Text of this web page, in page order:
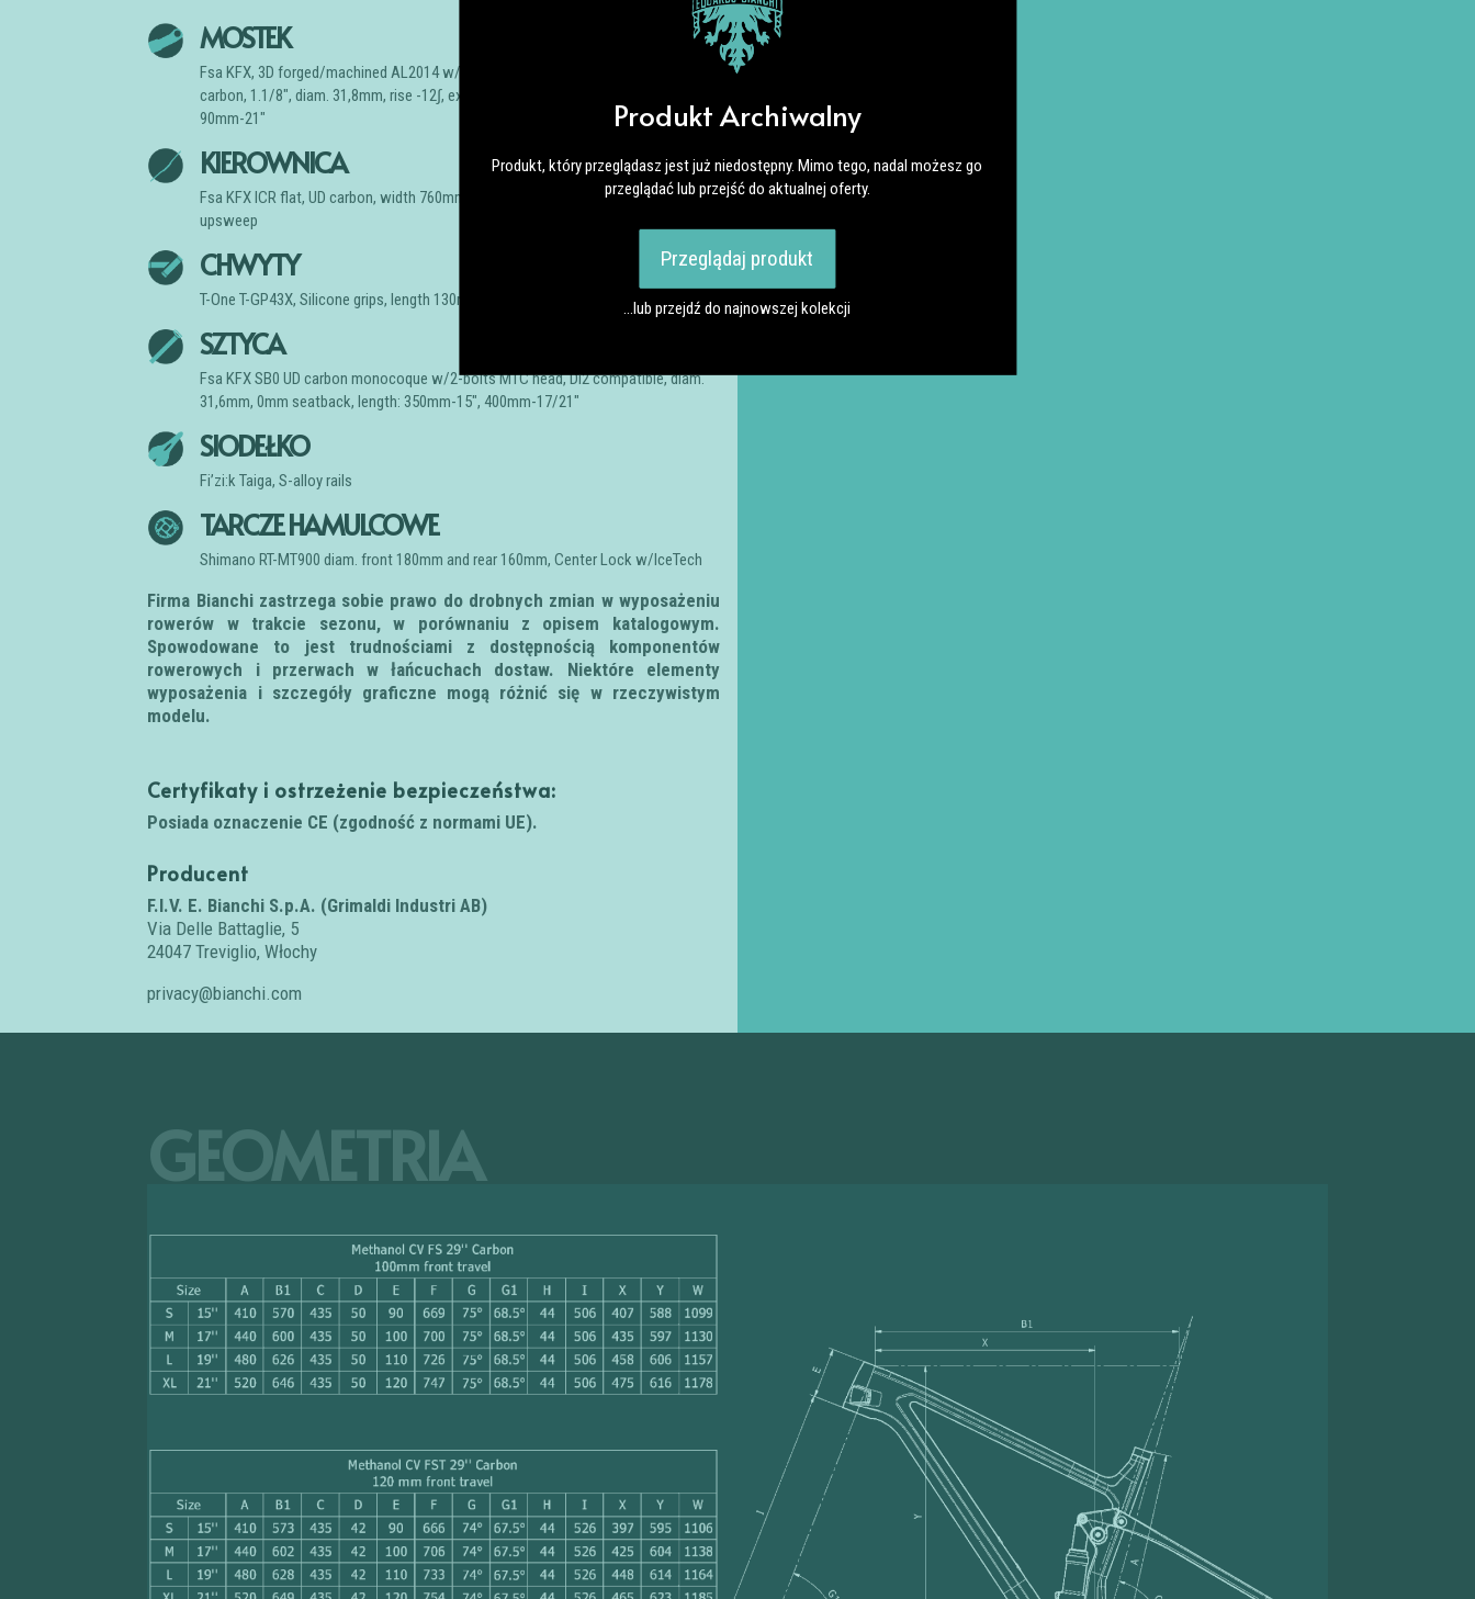
Produkt Archiwalny
Produkt, który przeglądasz jest już niedostępny. Mimo tego, nadal możesz go
przeglądać lub przejść do aktualnej oferty.
Przeglądaj produkt
…lub przejdź do najnowszej kolekcji
MOSTEK
Fsa KFX, 3D forged/machined AL2014 w/Ti bolts Carbon faceplate, finish UD
carbon, 1.1/8″, diam. 31,8mm, rise -12∫, ext: 60mm-15″, 70mm-17″, 80mm-19″,
90mm-21″
KIEROWNICA
Fsa KFX ICR flat, UD carbon, width 760mm, diam. 31.8mm, 9° backsweep, 4°
upsweep
CHWYTY
T-One T-GP43X, Silicone grips, length 130mm
SZTYCA
Fsa KFX SB0 UD carbon monocoque w/2-bolts MTC head, Di2 compatible, diam.
31,6mm, 0mm seatback, length: 350mm-15″, 400mm-17/21″
SIODEŁKO
Fi’zi:k Taiga, S-alloy rails
TARCZE HAMULCOWE
Shimano RT-MT900 diam. front 180mm and rear 160mm, Center Lock w/IceTech
Firma Bianchi zastrzega sobie prawo do drobnych zmian w wyposażeniu
rowerów w trakcie sezonu, w porównaniu z opisem katalogowym.
Spowodowane to jest trudnościami z dostępnością komponentów
rowerowych i przerwach w łańcuchach dostaw. Niektóre elementy
wyposażenia i szczegóły graficzne mogą różnić się w rzeczywistym
modelu.
Certyfikaty i ostrzeżenie bezpieczeństwa:
Posiada oznaczenie CE (zgodność z normami UE).
Producent
F.I.V. E. Bianchi S.p.A. (Grimaldi Industri AB)
Via Delle Battaglie, 5
24047 Treviglio, Włochy
privacy@bianchi.com
GEOMETRIA